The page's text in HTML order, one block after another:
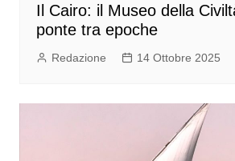
Il Cairo: il Museo della
ponte tra epoche
Redazione 14 Ottobre 2025